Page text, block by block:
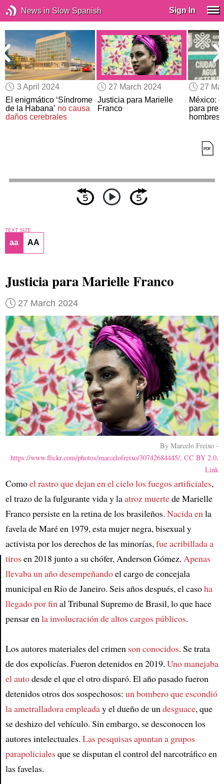
News in Slow Spanish Sign In
3 April 2024
El enigmático ‘Síndrome
de la Habana’ no causa
daños cerebrales
27 March 2024
Justicia para Marielle
Franco
27
México:
para
hombres’
TEXT SIZE
aa AA
Justicia para Marielle Franco
27 March 2024
By Marcelo Freixo -
https://www.flickr.com/photos/marcelofreixo/30742684445/,CC BY 2.0,
Link
Comoel rastro que dejan en el cielo los fuegos artificiales,
el trazo de la fulgurante vida y laatroz muertede Marielle
Franco persiste en la retina de los brasileños. Nacida enla
favela de Maré en 1979, esta mujer negra, bisexual y
activista por los derechos de las minorías,fue acribillada a
tirosen 2018 junto a su chófer, Anderson Gómez. Apenas
llevaba un año desempeñandoel cargo de concejala
municipal en Río de Janeiro. Seis años después, el casoha
llegado por final Tribunal Supremo de Brasil, lo que hace
pensar enla involucración de altos cargos públicos.
Los autores materiales del crimen son conocidos. Se trata
de dos expolicías. Fueron detenidos en 2019. Uno manejaba
el autodesde el que el otro disparó. El año pasado fueron
detenidos otros dos sospechosos: un bombero que escondió
la ametralladora empleaday el dueño de undesguace, que
se deshizo del vehículo. Sin embargo, se desconocen los
autores intelectuales. Las pesquisas apuntan a grupos
parapolicialesque se disputan el control del narcotráfico en
las favelas.